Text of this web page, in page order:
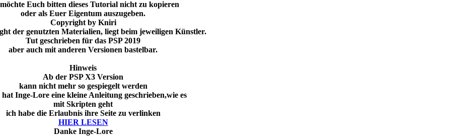
Euch bitten dieses Tutorial nicht zu kopieren
oder als Euer Eigentum auszugeben.
Copyright by Kniri
der genutzten Materialien, liegt beim jeweiligen Künstler.
Tut geschrieben für das PSP 2019
aber auch mit anderen Versionen bastelbar.
Hinweis
Ab der PSP X3 Version
kann nicht mehr so gespiegelt werden
Inge-Lore eine kleine Anleitung geschrieben,wie es
mit Skripten geht
ich habe die Erlaubnis ihre Seite zu verlinken
HIER LESEN
Danke Inge-Lore